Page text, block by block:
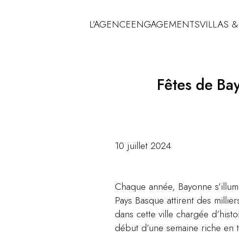
L’AGENCEENGAGEMENTSVILLAS
Fêtes de
10 juillet 2024
Chaque année, Bayonne
Pays Basque attirent des
dans cette ville chargée
début d’une semaine riche